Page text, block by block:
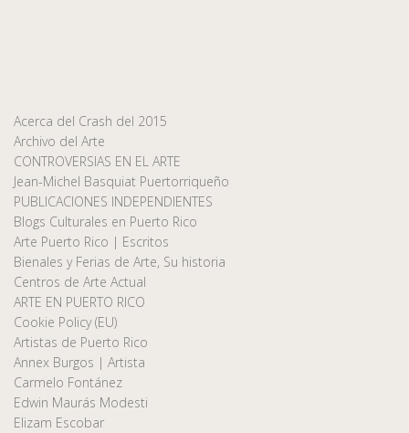
Acerca del Crash del 2015
Archivo del Arte
CONTROVERSIAS EN EL ARTE
Jean-Michel Basquiat Puertorriqueño
PUBLICACIONES INDEPENDIENTES
Blogs Culturales en Puerto Rico
Arte Puerto Rico | Escritos
Bienales y Ferias de Arte, Su historia
Centros de Arte Actual
ARTE EN PUERTO RICO
Cookie Policy (EU)
Artistas de Puerto Rico
Annex Burgos | Artista
Carmelo Fontánez
Edwin Maurás Modesti
Elizam Escobar